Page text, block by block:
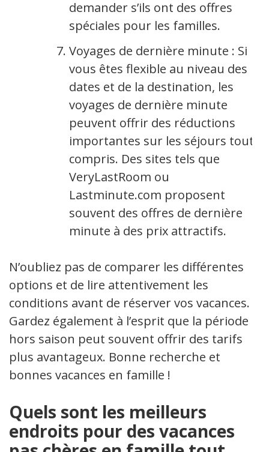
demander s’ils ont des offres
spéciales pour les familles.
Voyages de dernière minute : Si
vous êtes flexible au niveau des
dates et de la destination, les
voyages de dernière minute
peuvent offrir des réductions
importantes sur les séjours tout
compris. Des sites tels que
VeryLastRoom ou
Lastminute.com proposent
souvent des offres de dernière
minute à des prix attractifs.
N’oubliez pas de comparer les différentes
options et de lire attentivement les
conditions avant de réserver vos vacances.
Gardez également à l’esprit que la période
hors saison peut souvent offrir des tarifs
plus avantageux. Bonne recherche et
bonnes vacances en famille !
Quels sont les meilleurs
endroits pour des vacances